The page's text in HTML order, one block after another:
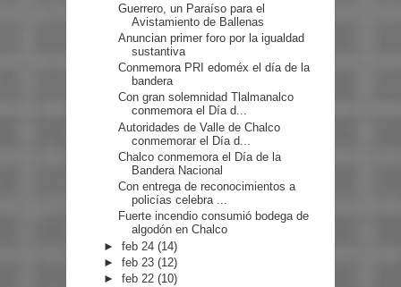
Guerrero, un Paraíso para el
Avistamiento de Ballenas
Anuncian primer foro por la igualdad
sustantiva
Conmemora PRI edoméx el día de la
bandera
Con gran solemnidad Tlalmanalco
conmemora el Día d...
Autoridades de Valle de Chalco
conmemorar el Día d...
Chalco conmemora el Día de la
Bandera Nacional
Con entrega de reconocimientos a
policías celebra ...
Fuerte incendio consumió bodega de
algodón en Chalco
►feb 24(14)
►feb 23(12)
►feb 22(10)